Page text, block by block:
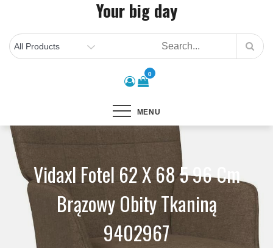
content
Your big day
0
MENU
Vidaxl Fotel 62 X 68 5 96 Cm
Brązowy Obity Tkaniną
9402967